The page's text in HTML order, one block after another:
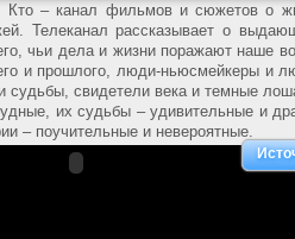
Кто – канал фильмов и сюжетов о
Телеканал рассказывает о
чьи дела и жизни поражают наше
и прошлого, люди-ньюсмейкеры и
судьбы, свидетели века и темные
их судьбы – удивительные и
– поучительные и невероятные.